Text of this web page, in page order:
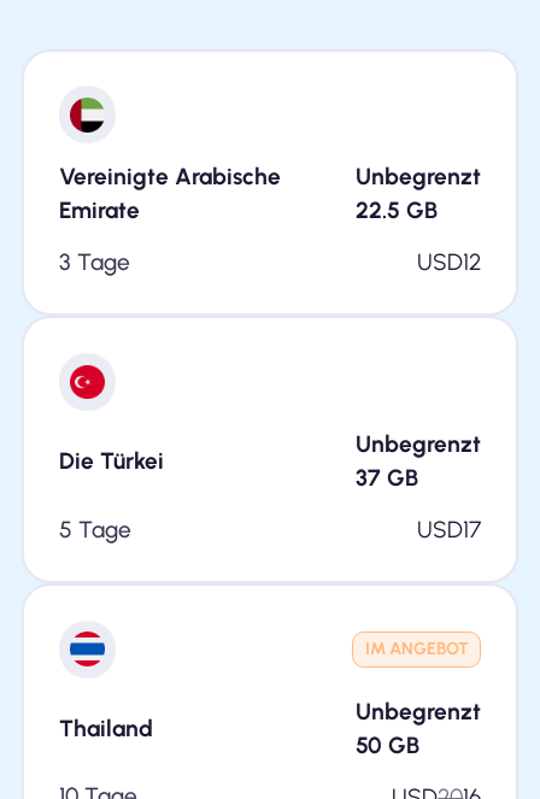
Vereinigte Arabische
Emirate
Unbegrenzt
22.5 GB
3 Tage
USD12
Die Türkei
Unbegrenzt
37 GB
5 Tage
USD17
IM ANGEBOT
Thailand
Unbegrenzt
50 GB